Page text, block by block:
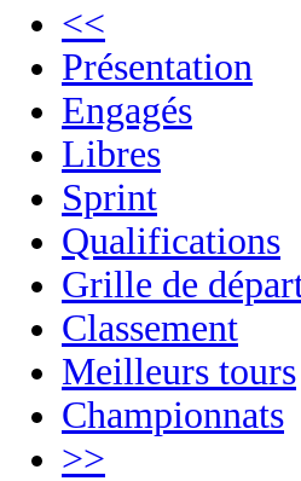
<<
Présentation
Engagés
Libres
Sprint
Qualifications
Grille de
Classement
Meilleurs tours
Championnats
>>